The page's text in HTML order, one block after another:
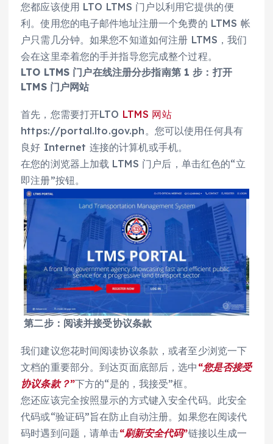
您都应该使用 LTO LTMS 门户以利用它提供的便
利。使用您的电子邮件地址注册一个免费的 LTMS 帐
户只需几分钟。如果您不知道如何注册 LTMS，我们
会在这里牵着您的手并指导您完成整个过程。
LTO LTMS 门户在线注册分步指南第 1 步：打开
LTMS 门户网站
首先，您需要打开LTO LTMS 网站
https://portal.lto.gov.ph。您可以使用任何具有
良好 Internet 连接的计算机或手机。
在您的浏览器上加载 LTMS 门户后，单击红色的“立
即注册”按钮。
第二步：阅读并接受协议条款
我们建议您花时间阅读协议条款，或者至少浏览一下
文档的重要部分。到达页面底部后，选中 “您是否接受
协议条款？”下方的“是的，我接受”框。
您还应该完全按照显示的方式键入安全代码。此安全
代码或“验证码”旨在防止自动注册。如果您在阅读代
码时遇到问题，请单击“刷新安全代码”链接以生成一